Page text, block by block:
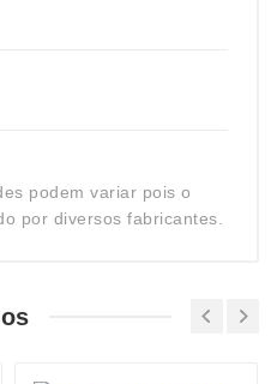
podem variar pois o
por diversos fabricantes.